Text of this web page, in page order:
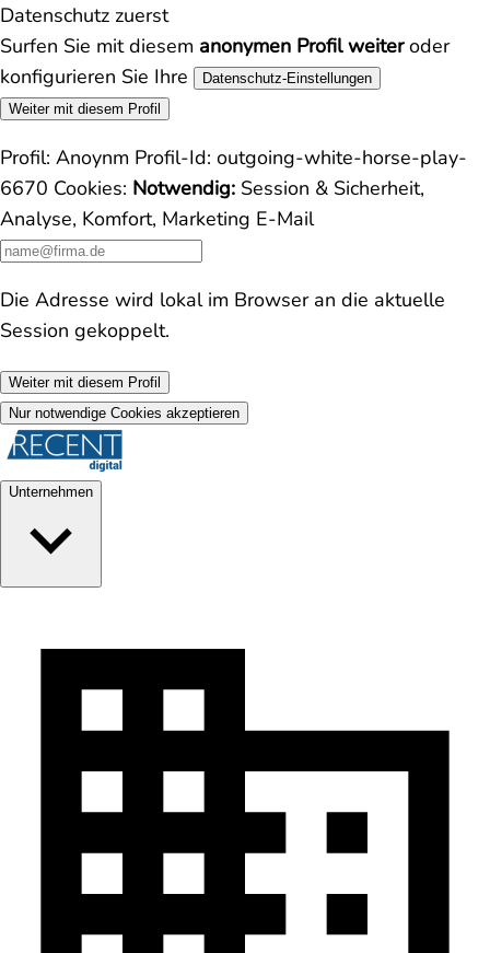
Datenschutz zuerst
Surfen Sie mit diesem anonymen Profil weiteroder
konfigurieren Sie Ihre
Datenschutz-Einstellungen
Weiter mit diesem Profil
Profil: Anoynm Profil-Id: outgoing-white-horse-play-
6670 Cookies: Notwendig: Session & Sicherheit,
Analyse, Komfort, Marketing E-Mail
Die Adresse wird lokal im Browser an die aktuelle
Session gekoppelt.
Weiter mit diesem Profil
Nur notwendige Cookies akzeptieren
Unternehmen